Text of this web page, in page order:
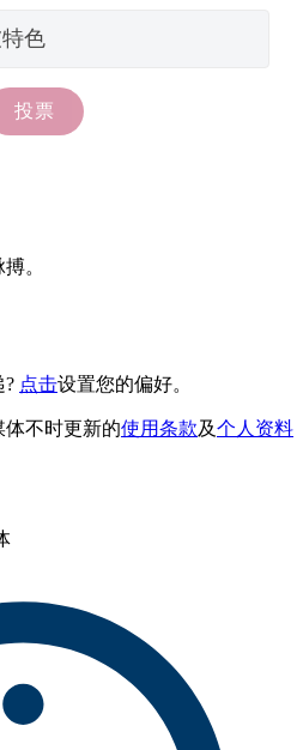
。
? 点击设置您的偏好。
不时更新的使用条款及个人资料